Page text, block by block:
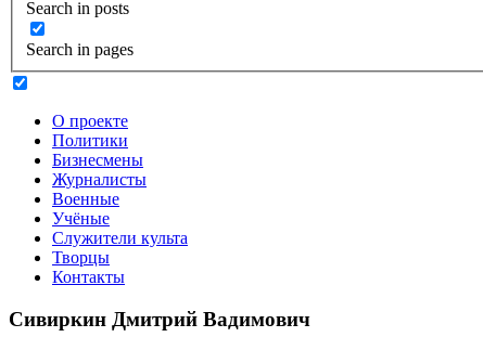
Search in posts
Search in pages
О проекте
Политики
Бизнесмены
Журналисты
Военные
Учёные
Служители культа
Творцы
Контакты
Сивиркин Дмитрий Вадимович